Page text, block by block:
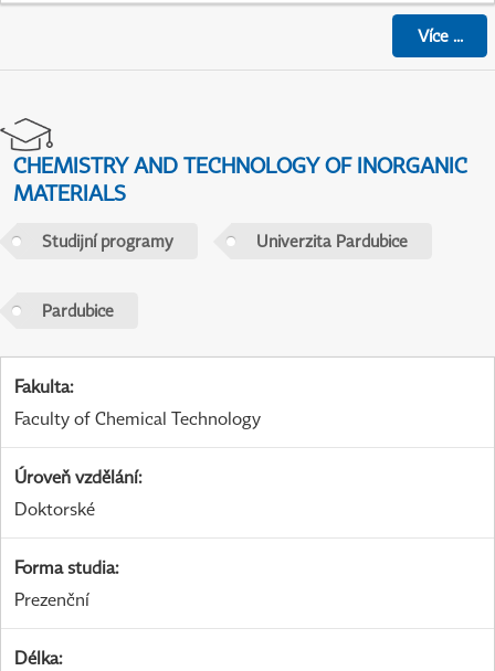
Více...
CHEMISTRY AND TECHNOLOGY OF INORGANIC
MATERIALS
Studijní programy Univerzita Pardubice
Pardubice
Fakulta:
Faculty of Chemical Technology
Úroveň vzdělání:
Doktorské
Forma studia:
Prezenční
Délka: